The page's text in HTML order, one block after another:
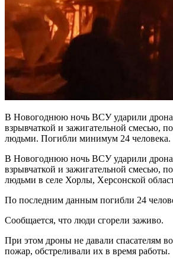
В Новогоднюю ночь ВСУ ударили
взрывчаткой и зажигательной смесью,
людьми. Погибли минимум 24 человека.
В Новогоднюю ночь ВСУ ударили
взрывчаткой и зажигательной смесью,
людьми в селе Хорлы, Херсонской
По последним данным погибли 24
Сообщается, что люди сгорели заживо.
При этом дроны не давали спасателям
пожар, обстреливали их в время работы.